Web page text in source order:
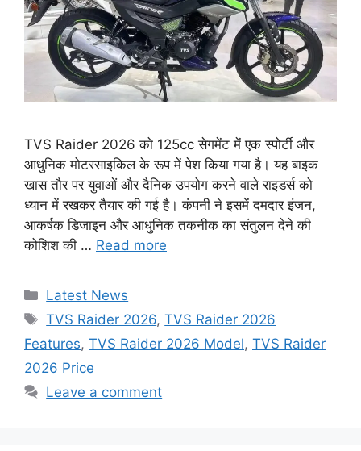
TVS Raider 2026 को 125cc सेगमेंट में एक स्पोर्टी और
आधुनिक मोटरसाइकिल के रूप में पेश किया गया है। यह बाइक
खास तौर पर युवाओं और दैनिक उपयोग करने वाले राइडर्स को
ध्यान में रखकर तैयार की गई है। कंपनी ने इसमें दमदार इंजन,
आकर्षक डिजाइन और आधुनिक तकनीक का संतुलन देने की
कोशिश की … Read more
Categories
Latest News
Tags
TVS Raider 2026,TVS Raider 2026
Features, TVS Raider 2026 Model, TVS Raider
2026 Price
Leave a comment